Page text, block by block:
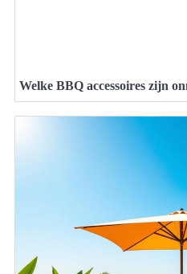
Welke BBQ accessoires zijn